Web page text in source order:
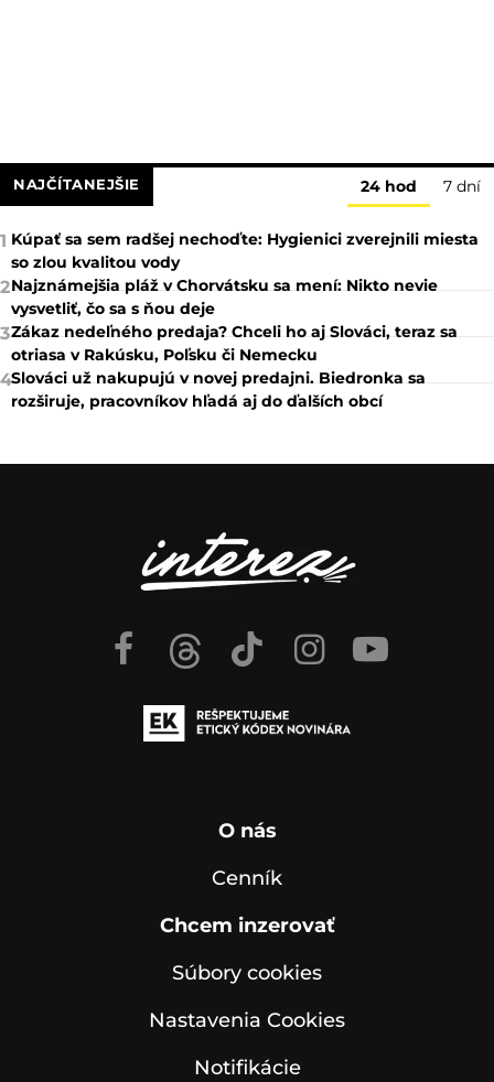
NAJČÍTANEJŠIE 24 hod 7 dní
1 Kúpať sa sem radšej nechoďte: Hygienici zverejnili miesta
so zlou kvalitou vody
2Najznámejšia pláž v Chorvátsku sa mení: Nikto nevie
vysvetliť, čo sa s ňou deje
3Zákaz nedeľného predaja? Chceli ho aj Slováci, teraz sa
otriasa v Rakúsku, Poľsku či Nemecku
4Slováci už nakupujú v novej predajni. Biedronka sa
rozširuje, pracovníkov hľadá aj do ďalších obcí
O nás
Cenník
Chcem inzerovať
Súbory cookies
Nastavenia Cookies
Notifikácie